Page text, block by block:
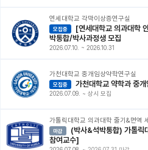
연세대학교 각막이상증연구실
모집중
박통합/박사과정생 모집
2026.07.10. ~ 2026.10.31
가천대학교 중개임상약학연구실
모집중 가천대학교 약학과 중
2026.07.09. ~ 상시 모집
가톨릭대학교 의과대학 줄기&면역
마감
참여교수]